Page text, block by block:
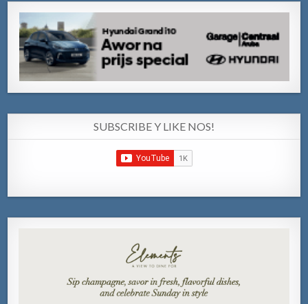
SUBSCRIBE Y LIKE NOS!